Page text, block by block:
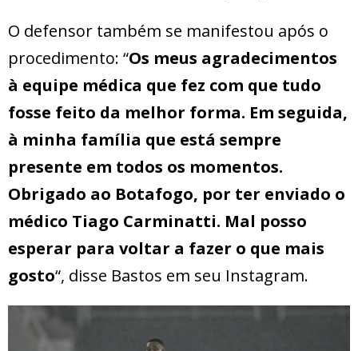
O defensor também se manifestou após o
procedimento: “Os meus agradecimentos
à equipe médica que fez com que tudo
fosse feito da melhor forma. Em seguida,
à minha família que está sempre
presente em todos os momentos.
Obrigado ao Botafogo, por ter enviado o
médico Tiago Carminatti. Mal posso
esperar para voltar a fazer o que mais
gosto“, disse Bastos em seu Instagram.